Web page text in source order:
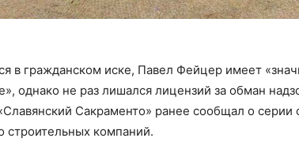
в гражданском иске, Павел Фейцер имеет
однако не раз лишался лицензий за обман
Сакраменто» ранее сообщал о серии
строительных компаний.